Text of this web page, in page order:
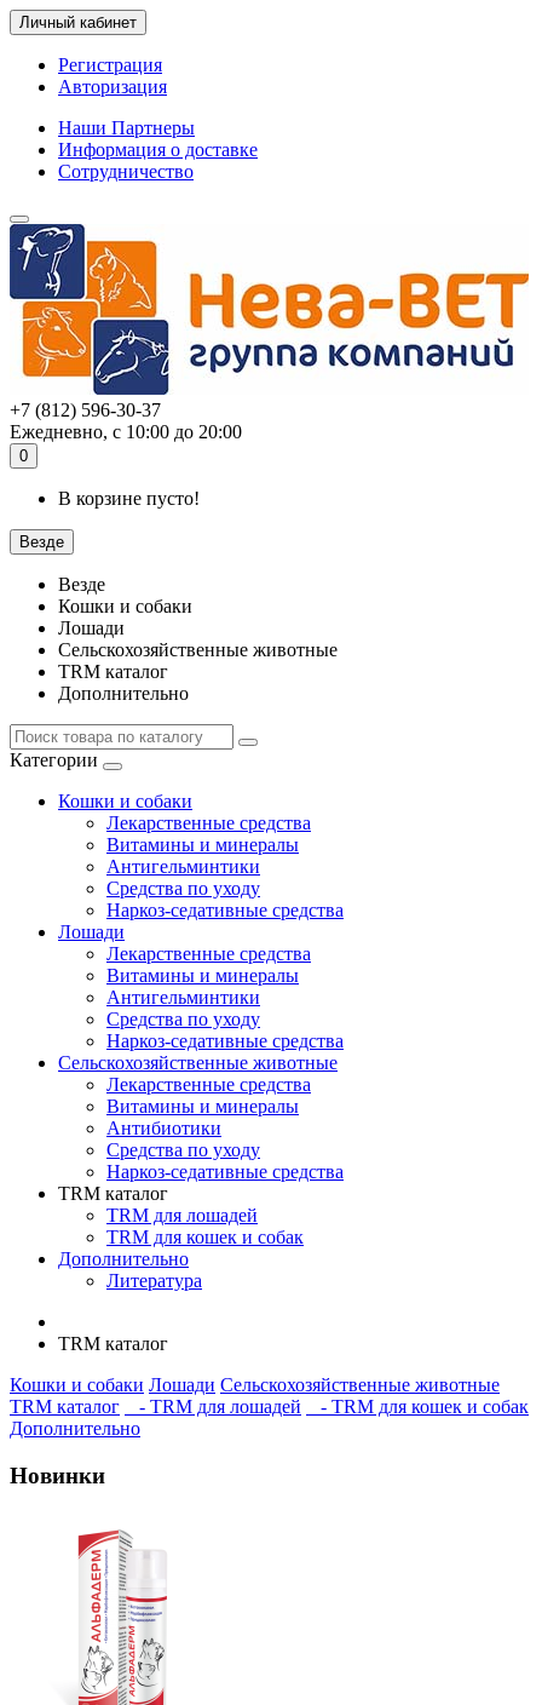
Личный кабинет
Регистрация
Авторизация
Наши Партнеры
Информация о доставке
Сотрудничество
+7 (812) 596-30-37
Ежедневно, с 10:00 до 20:00
0
В корзине пусто!
Везде
Везде
Кошки и собаки
Лошади
Сельскохозяйственные животные
TRM каталог
Дополнительно
Категории
Кошки и собаки
Лекарственные средства
Витамины и минералы
Антигельминтики
Средства по уходу
Наркоз-седативные средства
Лошади
Лекарственные средства
Витамины и минералы
Антигельминтики
Средства по уходу
Наркоз-седативные средства
Сельскохозяйственные животные
Лекарственные средства
Витамины и минералы
Антибиотики
Средства по уходу
Наркоз-седативные средства
TRM каталог
TRM для лошадей
TRM для кошек и собак
Дополнительно
Литература
TRM каталог
Кошки и собаки Лошади Сельскохозяйственные животные
TRM каталог
- TRM для лошадей
- TRM для кошек и собак
Дополнительно
Новинки